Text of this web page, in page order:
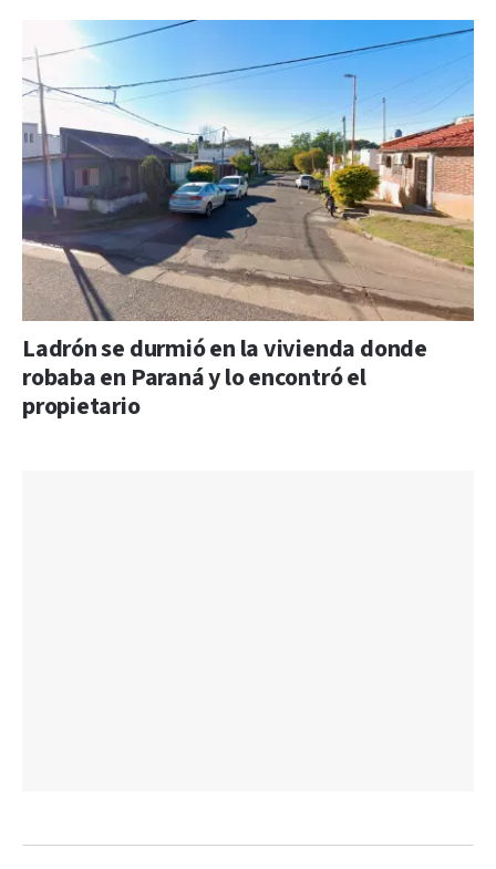
Ladrón se durmió en la vivienda donde
robaba en Paraná y lo encontró el
propietario